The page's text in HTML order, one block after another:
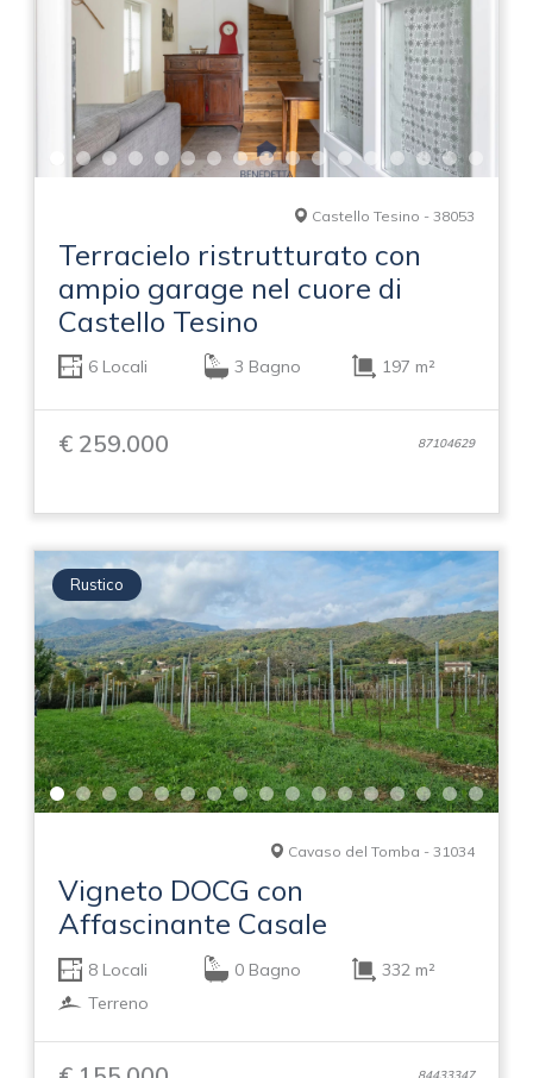
Castello Tesino - 38053
Terracielo ristrutturato con
ampio garage nel cuore di
Castello Tesino
6 Locali 3 Bagno 197 m²
€ 259.000 87104629
Rustico
Cavaso del Tomba - 31034
Vigneto DOCG con
Affascinante Casale
8 Locali 0 Bagno
332 m²
Terreno